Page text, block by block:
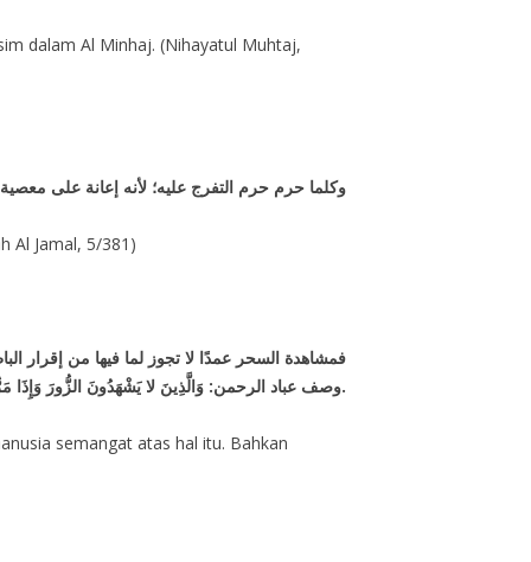
dalam Al Minhaj. (Nihayatul Muhtaj,
وكلما حرم حرم التفرج عليه؛ لأنه إعانة على معصية
Al Jamal, 5/381)
فمشاهدة السحر عمدًا لا تجوز لما فيها من إقرار
وصف عباد الرحمن: وَالَّذِينَ لا يَشْهَدُونَ الزُّورَ وَإِذَا مَرُّوا بِاللَّغْوِ مَرُّوا كِرَاماً[الفرقان:72].
semangat atas hal itu. Bahkan